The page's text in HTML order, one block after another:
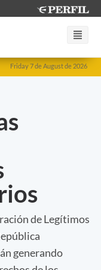
Friday 7 de August de 2026
de Legítimos
generando